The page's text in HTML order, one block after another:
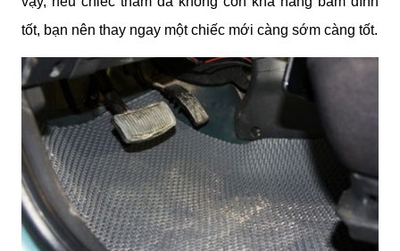
tốt, bạn nên thay ngay một chiếc mới càng sớm càng tốt.